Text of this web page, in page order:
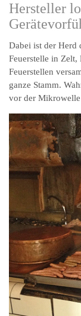
Hersteller
Dabei ist der Herd
Feuerstelle in Zelt,
Feuerstellen
ganze Stamm.
vor der